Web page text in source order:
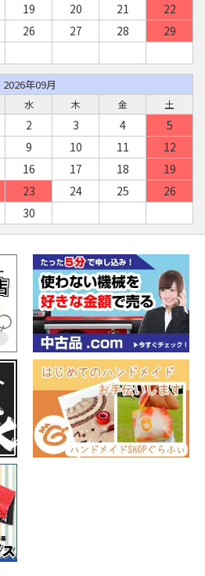
19 20 21
22
26 27 28
29
2026年09月
水 木 金 土
2 3 4
5
9 10 11
12
16 17 18
19
23 24 25
26
30